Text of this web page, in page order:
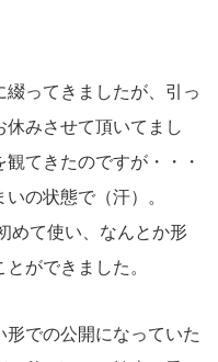
ってきましたが、引っ
みさせて頂いてまし
てきたのですが・・・
の状態で（汗）。
めて使い、なんとか形
ができました。
での公開になっていた